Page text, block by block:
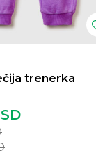
trenerka